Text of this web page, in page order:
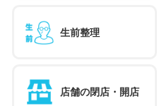
生前整理
店舗の閉店・開店